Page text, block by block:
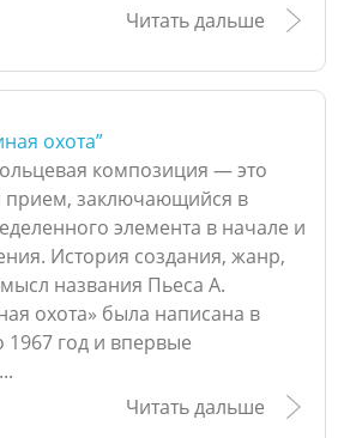
Читать дальше
охота”
композиция — это
прием, заключающийся в
элемента в начале и
История создания, жанр,
названия Пьеса А.
охота» была написана в
1967 год и впервые
Читать дальше